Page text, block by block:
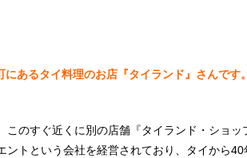
あるタイ料理のお店『タイランド』さんです
のすぐ近くに別の店舗『タイランド・ショッ
トという会社を経営されており、タイから